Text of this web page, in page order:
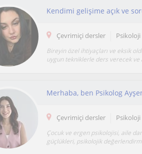
Çevrimiçi dersler Psikoloji
Bireyin özel ihtiyaçları ve eksik
uygun tekniklerle ders verecek ve
Çevrimiçi dersler Psikoloji
Çocuk ve ergen psikolojisi, aile
güçlükleri, psikolojik